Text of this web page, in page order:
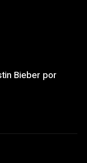
Bieber por